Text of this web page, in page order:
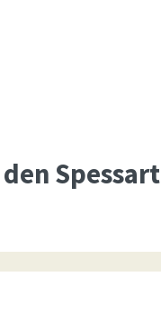
Spessart